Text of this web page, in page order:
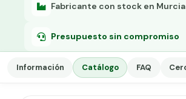
Fabricante con stock en Murcia
Presupuesto sin compromiso
Información Catálogo FAQ